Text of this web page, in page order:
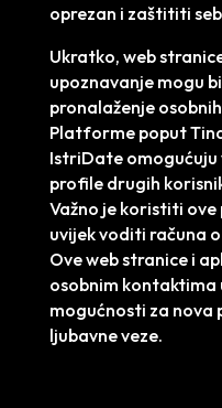
oprezan i zaštititi
Ukratko, web
upoznavanje mogu
pronalaženje
Platforme poput
IstriDate
profile drugih
Važno je koristiti
uvijek voditi računa
Ove web stranice i
osobnim kontaktima
mogućnosti za nova
ljubavne veze.